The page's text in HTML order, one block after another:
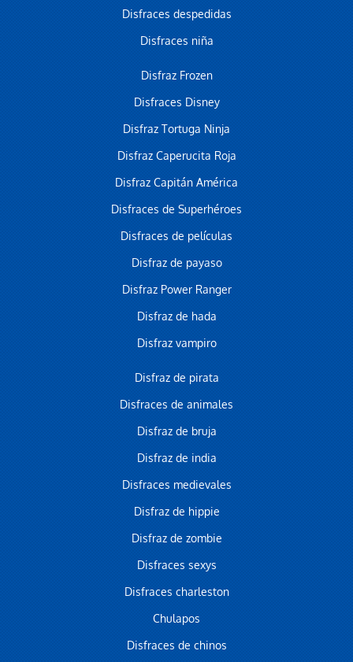
Disfraces despedidas
Disfraces niña
Disfraz Frozen
Disfraces Disney
Disfraz Tortuga Ninja
Disfraz Caperucita Roja
Disfraz Capitán América
Disfraces de Superhéroes
Disfraces de películas
Disfraz de payaso
Disfraz Power Ranger
Disfraz de hada
Disfraz vampiro
Disfraz de pirata
Disfraces de animales
Disfraz de bruja
Disfraz de india
Disfraces medievales
Disfraz de hippie
Disfraz de zombie
Disfraces sexys
Disfraces charleston
Chulapos
Disfraces de chinos